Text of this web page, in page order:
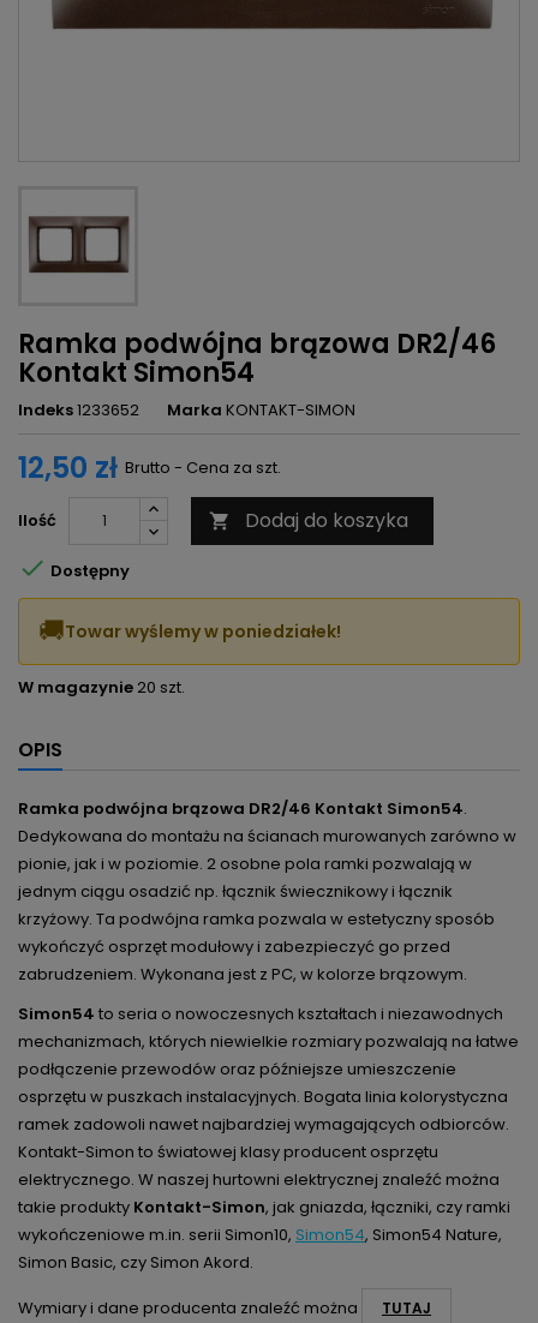
Ramka podwójna brązowa DR2/46
Kontakt Simon54
Indeks1233652 Marka KONTAKT-SIMON
12,50 zł Brutto - Cena za szt.
Ilość  Dodaj do koszyka
 Dostępny
🚚Towar wyślemy w poniedziałek!
W magazynie 20 szt.
OPIS
Ramka podwójna brązowa DR2/46 Kontakt Simon54.
Dedykowana do montażu na ścianach murowanych zarówno w
pionie, jak i w poziomie. 2 osobne pola ramki pozwalają w
jednym ciągu osadzić np. łącznik świecznikowy i łącznik
krzyżowy. Ta podwójna ramka pozwala w estetyczny sposób
wykończyć osprzęt modułowy i zabezpieczyć go przed
zabrudzeniem. Wykonana jest z PC, w kolorze brązowym.
Simon54 to seria o nowoczesnych kształtach i niezawodnych
mechanizmach, których niewielkie rozmiary pozwalają na łatwe
podłączenie przewodów oraz późniejsze umieszczenie
osprzętu w puszkach instalacyjnych. Bogata linia kolorystyczna
ramek zadowoli nawet najbardziej wymagających odbiorców.
Kontakt-Simon to światowej klasy producent osprzętu
elektrycznego. W naszej hurtowni elektrycznej znaleźć można
takie produkty Kontakt-Simon, jak gniazda, łączniki, czy ramki
wykończeniowe m.in. serii Simon10, Simon54, Simon54 Nature,
Simon Basic, czy Simon Akord.
Wymiary i dane producenta znaleźć można
TUTAJ